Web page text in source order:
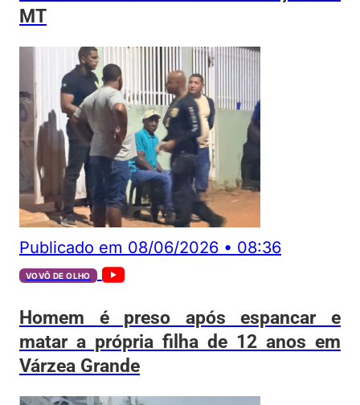
MT
Publicado em 08/06/2026 • 08:36
VOVÔ DE OLHO
Homem é preso após espancar e
matar a própria filha de 12 anos em
Várzea Grande